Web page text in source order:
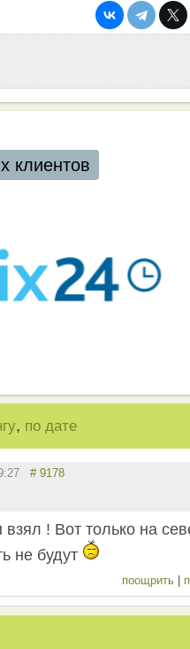
клиентов
, по дате
# 9178
взял ! Вот только на
не будут
поощрить